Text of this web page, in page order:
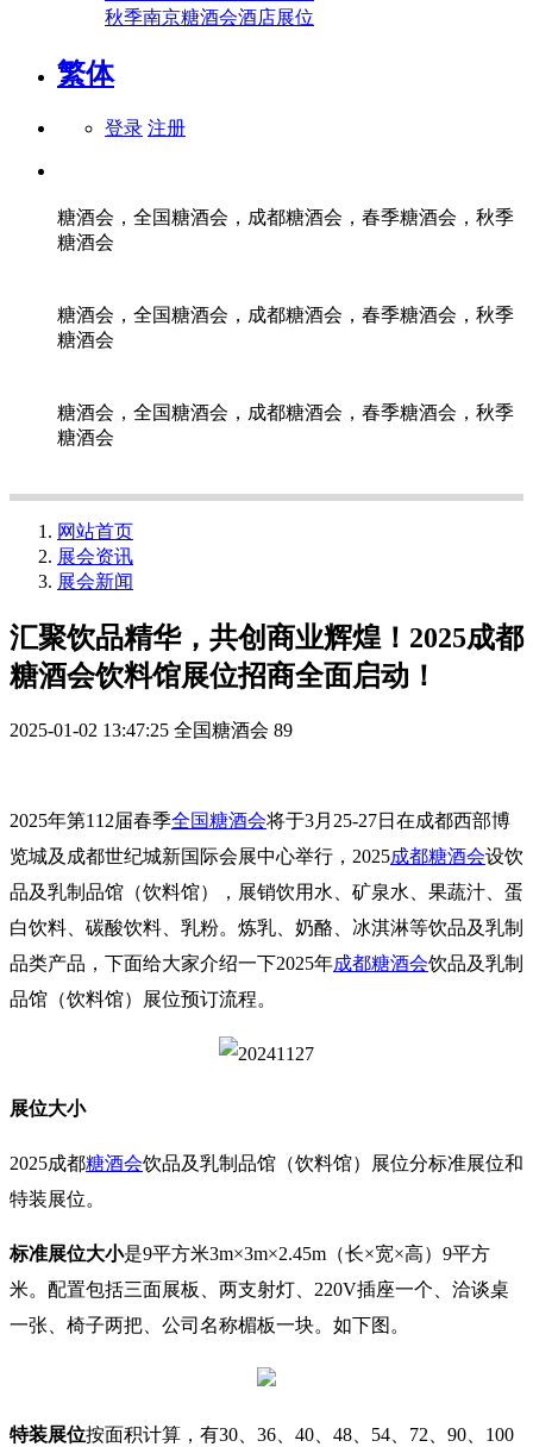
秋季南京糖酒会酒店展位
繁体
登录 注册
糖酒会，全国糖酒会，成都糖酒会，春季糖酒会，秋季
糖酒会
糖酒会，全国糖酒会，成都糖酒会，春季糖酒会，秋季
糖酒会
糖酒会，全国糖酒会，成都糖酒会，春季糖酒会，秋季
糖酒会
网站首页
展会资讯
展会新闻
汇聚饮品精华，共创商业辉煌！2025成都
糖酒会饮料馆展位招商全面启动！
2025-01-02 13:47:25 全国糖酒会 89
2025年第112届春季全国糖酒会将于3月25-27日在成都西部博
览城及成都世纪城新国际会展中心举行， 2025成都糖酒会设饮
品及乳制品馆（饮料馆），展销饮用水、矿泉水、果蔬汁、蛋
白饮料、碳酸饮料、乳粉。炼乳、奶酪、冰淇淋等饮品及乳制
品类产品，下面给大家介绍一下2025年成都糖酒会饮品及乳制
品馆（饮料馆）
展位预订流程。
展位大小
2025成都糖酒会饮品及乳制品馆（饮料馆）
展位分标准展位和
特装展位。
标准展位大小是9平方米3m×3m×2.45m（长×宽×高）9平方
米。配置包括三面展板、两支射灯、220V插座一个、洽谈桌
一张、椅子两把、公司名称楣板一块。如下图。
特装展位按面积计算，有30、36、40、48、54 72 、90 、100